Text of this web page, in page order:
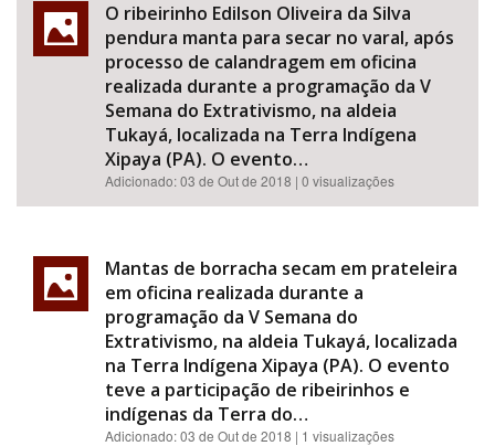
O ribeirinho Edilson Oliveira da Silva
pendura manta para secar no varal, após
processo de calandragem em oficina
realizada durante a programação da V
Semana do Extrativismo, na aldeia
Tukayá, localizada na Terra Indígena
Xipaya (PA). O evento…
Adicionado:03 de Out de 2018 | 0 visualizações
Mantas de borracha secam em prateleira
em oficina realizada durante a
programação da V Semana do
Extrativismo, na aldeia Tukayá, localizada
na Terra Indígena Xipaya (PA). O evento
teve a participação de ribeirinhos e
indígenas da Terra do…
Adicionado:03 de Out de 2018 | 1 visualizações